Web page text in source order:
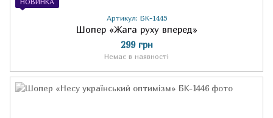
Артикул: БК-1445
Шопер «Жага руху вперед»
299 грн
Немає в наявності